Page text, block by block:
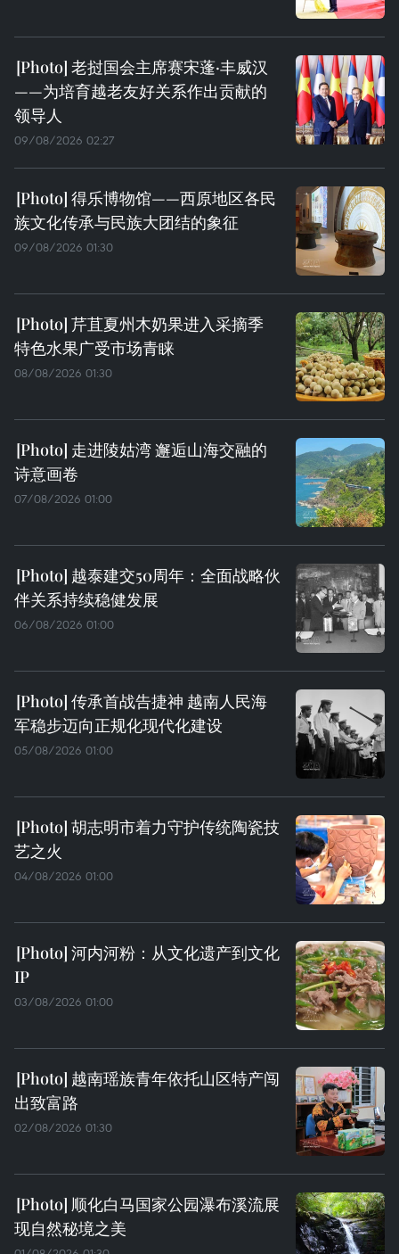
老挝国会主席赛宋蓬·丰威汉
——为培育越老友好关系作出贡献的
领导人
09/08/2026 02:27
得乐博物馆——西原地区各民
族文化传承与民族大团结的象征
09/08/2026 01:30
芹苴夏州木奶果进入采摘季
特色水果广受市场青睐
08/08/2026 01:30
走进陵姑湾 邂逅山海交融的
诗意画卷
07/08/2026 01:00
越泰建交50周年：全面战略伙
伴关系持续稳健发展
06/08/2026 01:00
传承首战告捷神 越南人民海
军稳步迈向正规化现代化建设
05/08/2026 01:00
胡志明市着力守护传统陶瓷技
艺之火
04/08/2026 01:00
河内河粉：从文化遗产到文化
IP
03/08/2026 01:00
越南瑶族青年依托山区特产闯
出致富路
02/08/2026 01:30
顺化白马国家公园瀑布溪流展
现自然秘境之美